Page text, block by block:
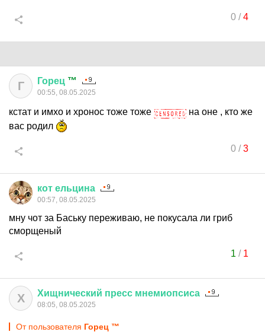
0/4
Г Горец ™
00:55, 08.05.2025
кстат и имхо и хронос тоже тоже
на оне , кто же
вас родил
0/3
кот ельцина
00:57, 08.05.2025
мну чот за Баську переживаю, не покусала ли гриб
сморщеный
1 / 1
Х Хищнический пресс мнемиопсиса
08:05, 08.05.2025
От пользователя Горец ™